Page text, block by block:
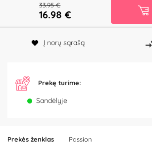
Prekės ženklas Passion
33.95 €
16.98 €
Į norų sąrašą
Prekę turime:
Sandėlyje